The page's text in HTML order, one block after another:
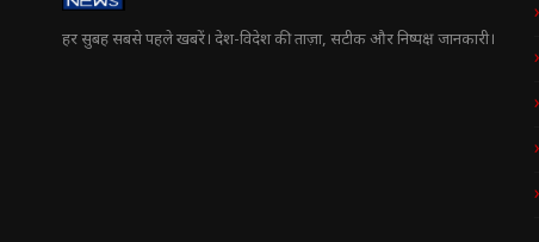
हर सुबह सबसे पहले खबरें। देश-विदेश की ताज़ा, सटीक और निष्पक्ष जानकारी।